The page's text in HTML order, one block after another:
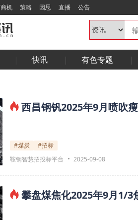
商机 策略 因思 直播 公告
快讯 有色专题
西昌钢钒2025年9月喷吹
#煤炭
#招标
鞍钢智慧招投标平台
2025-09-08
攀盘煤焦化2025年9月1/